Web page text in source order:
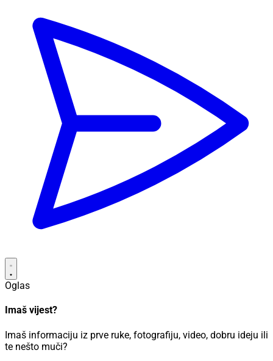
Oglas
Imaš vijest?
Imaš informaciju iz prve ruke, fotografiju, video, dobru ideju ili
te nešto muči?